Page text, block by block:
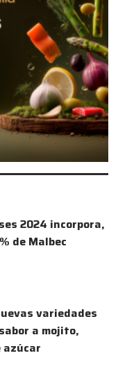
2024 incorpora,
de Malbec
variedades
a mojito,